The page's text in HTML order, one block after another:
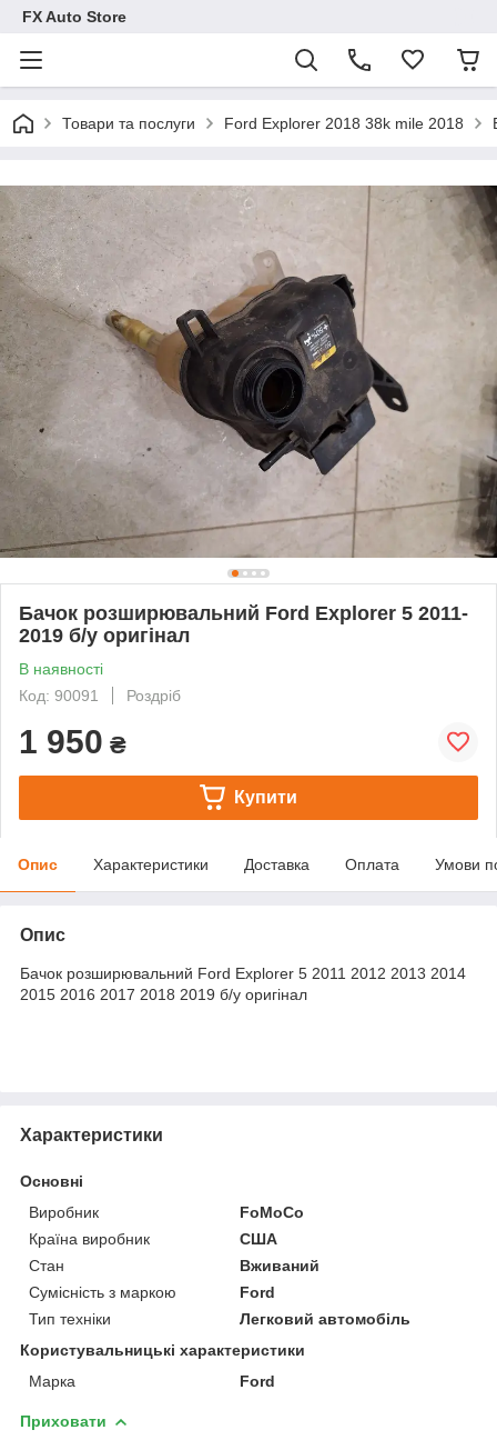
FX Auto Store
Товари та послуги Ford Explorer 2018 38k mile 2018
Бачок розширювальний Ford Explorer 5 2011-
2019 б/у оригінал
В наявності
Код: 90091
Роздріб
1 950 ₴
Купити
Опис Характеристики Доставка Оплата Умови
Опис
Бачок розширювальний Ford Explorer 5 2011 2012 2013 2014
2015 2016 2017 2018 2019 б/у оригінал
Характеристики
Основні
Виробник
FoMoCo
Країна виробник
США
Стан
Вживаний
Сумісність з маркою
Ford
Тип техніки
Легковий автомобіль
Користувальницькі характеристики
Марка
Ford
Приховати